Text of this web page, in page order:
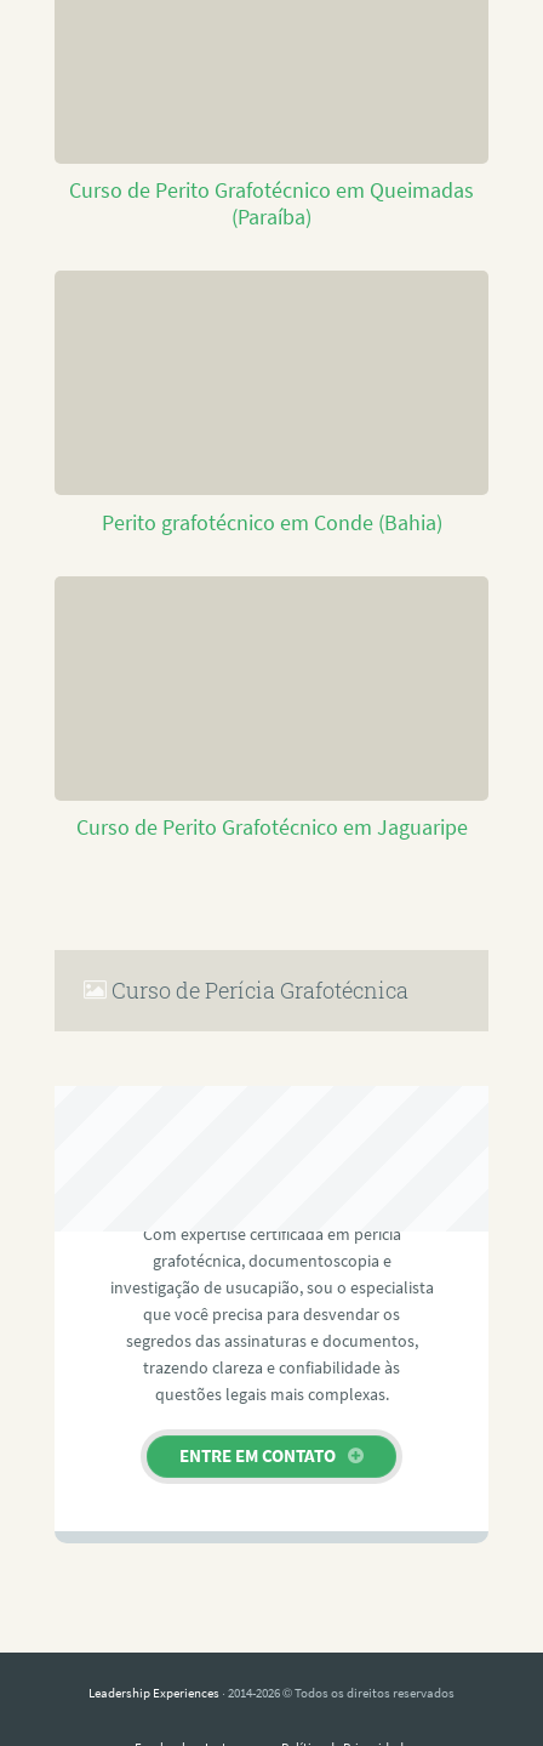
Curso de Perito Grafotécnico em Queimadas
(Paraíba)
Perito grafotécnico em Conde (Bahia)
Curso de Perito Grafotécnico em Jaguaripe
Curso de Perícia Grafotécnica
Com expertise certificada em perícia
grafotécnica, documentoscopia e
investigação de usucapião, sou o especialista
que você precisa para desvendar os
segredos das assinaturas e documentos,
trazendo clareza e confiabilidade às
questões legais mais complexas.
ENTRE EM CONTATO
Leadership Experiences · 2014-2026 © Todos os direitos reservados